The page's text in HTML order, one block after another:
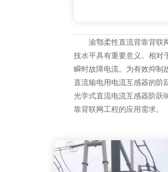
渝鄂柔性直流背靠背联
技水平具有重要意义。相对
瞬时故障电流。为有效抑制
直流输电用电流互感器的阶
光学式直流电流互感器阶跃
靠背联网工程的应用需求。